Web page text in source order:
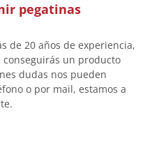
pegatinas
de 20 años de experiencia,
un producto
dudas nos pueden
o por mail, estamos a